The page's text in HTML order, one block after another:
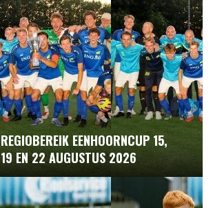
REGIOBEREIK EENHOORNCUP 15,
19 EN 22 AUGUSTUS 2026